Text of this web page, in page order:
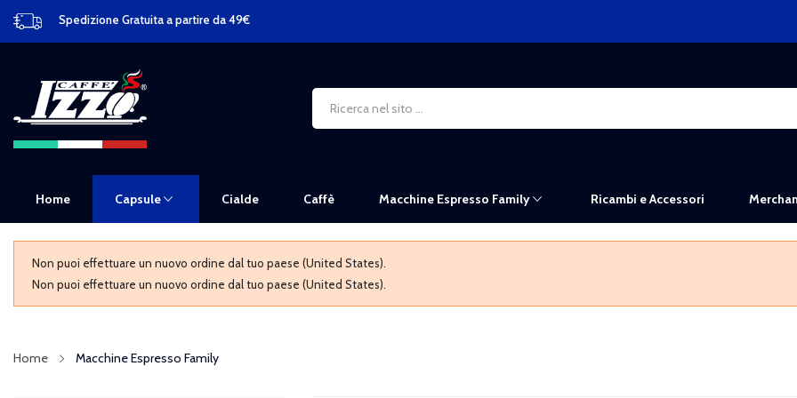
Spedizione Gratuita a partire da 49€
Home Capsule Cialde Caffè Macchine Espresso Family Ricambi e Accessori
Non puoi effettuare un nuovo ordine dal tuo paese (United States).
Non puoi effettuare un nuovo ordine dal tuo paese (United States).
Home Macchine Espresso Family